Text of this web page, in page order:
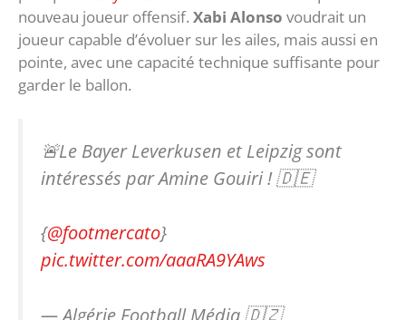
nouveau joueur offensif. Xabi Alonso voudrait un
joueur capable d’évoluer sur les ailes, mais aussi en
pointe, avec une capacité technique suffisante pour
garder le ballon.
🚨Le Bayer Leverkusen et Leipzig sont
intéressés par Amine Gouiri ! 🇩🇪
{@footmercato}
pic.twitter.com/aaaRA9YAws
— Algérie Football Média 🇩🇿